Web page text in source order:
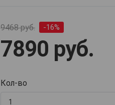
9468 руб. -16%
7890 руб.
Кол-во